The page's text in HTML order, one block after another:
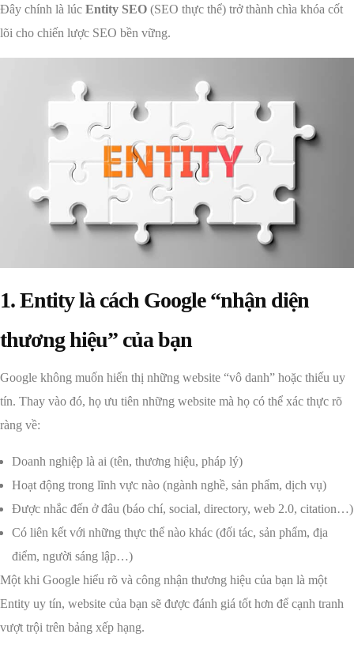
Đây chính là lúc Entity SEO (SEO thực thể) trở thành chìa khóa cốt
lõi cho chiến lược SEO bền vững.
1. Entity là cách Google “nhận diện
thương hiệu” của bạn
Google không muốn hiển thị những website “vô danh” hoặc thiếu uy
tín. Thay vào đó, họ ưu tiên những website mà họ có thể xác thực rõ
ràng về:
Doanh nghiệp là ai (tên, thương hiệu, pháp lý)
Hoạt động trong lĩnh vực nào (ngành nghề, sản phẩm, dịch vụ)
Được nhắc đến ở đâu (báo chí, social, directory, web 2.0, citation…)
Có liên kết với những thực thể nào khác (đối tác, sản phẩm, địa
điểm, người sáng lập…)
Một khi Google hiểu rõ và công nhận thương hiệu của bạn là một
Entity uy tín, website của bạn sẽ được đánh giá tốt hơn để cạnh tranh
vượt trội trên bảng xếp hạng.